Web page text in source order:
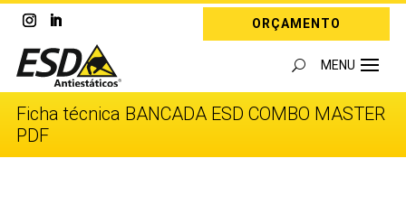
ORÇAMENTO
Ficha técnica BANCADA ESD COMBO MASTER
PDF